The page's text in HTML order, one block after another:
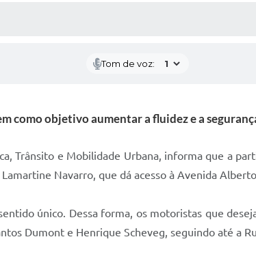
Tom de voz:
como objetivo aumentar a fluidez e a
Trânsito e Mobilidade Urbana, informa que a
Navarro, que dá acesso à Avenida
único. Dessa forma, os motoristas que
Dumont e Henrique Scheveg, seguindo até a